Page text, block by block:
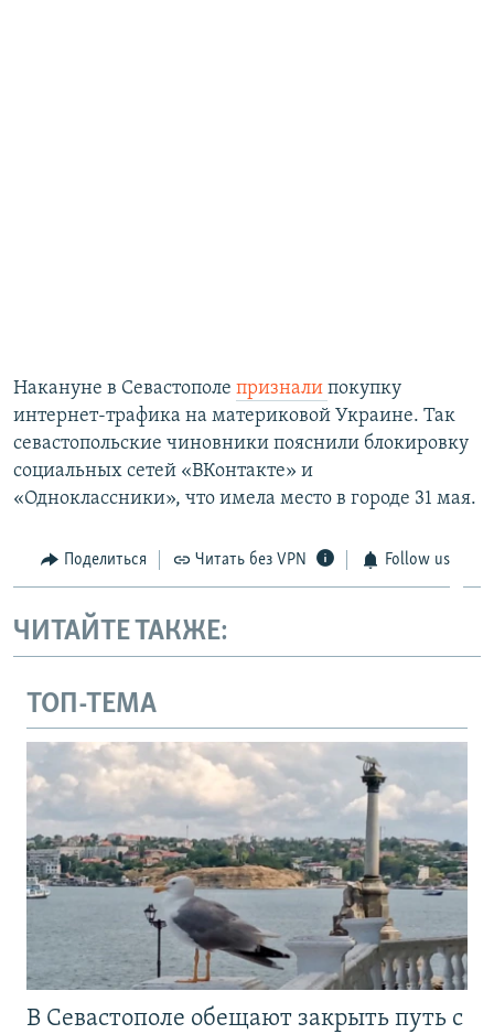
Накануне в Севастополе признали покупку
интернет-трафика на материковой Украине. Так
севастопольские чиновники пояснили блокировку
социальных сетей «ВКонтакте» и
«Одноклассники», что имела место в городе 31 мая.
Поделиться Читать без VPN Follow us
ЧИТАЙТЕ ТАКЖЕ:
ТОП-ТЕМА
В Севастополе обещают закрыть путь с